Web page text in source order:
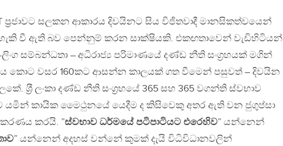
ප‍්‍රජාවට සලකන ආකාරය දිවයිනට සිය විජිතවාදී මානසිකත්වයෙන්
වී ඇති බව පෙන්නුම් කරන සාක්ෂියකි. එකඟතාවෙන් වැඩිහිටියන්
සම්බන්ධතා – අධිරාජ්‍ය පරිමාණයේ දණ්ඩ නීති සංග‍්‍රහයක් මගින්
කොට වසර 160කට ආසන්න කාලයක් ගත වීමෙන් පසුවත් – දිවයින
ශ‍්‍රී ලංකා දණ්ඩ නීති සංග‍්‍රහයේ 365 සහ 365 වගන්ති ස්වභාව
යමින් කායික මෛථුනයේ යෙදීම ද කිසිවෙකු අතර ඇති වන ජුගුප්සා
කරයි. ”ස්වභාව ධර්මයේ පටිපාටියට එරෙහිව” යන්නෙන්
” යන්නෙන් අදහස් වන්නේ කුමක් දැයි විධිවිධානවලින්